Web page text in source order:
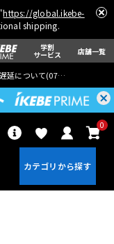
https://global.ikebe-
shipping.
学割
サービス 店舗一覧
延について(07月29日
0